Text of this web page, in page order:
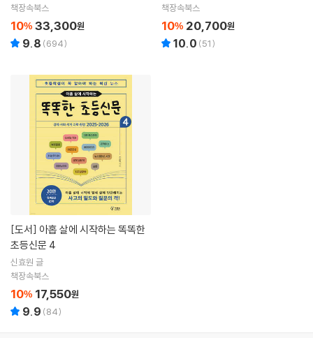
책장속북스
10% 33,300원
9.8 (694)
책장속북스
10% 20,700원
10.0 (51)
[도서]
초등신문 4
신효원 글
책장속북스
10% 17,550원
9.9 (84)